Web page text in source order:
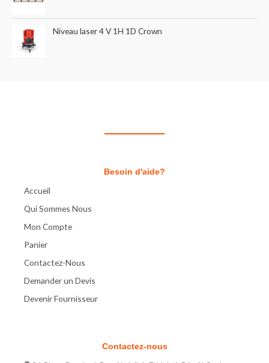
Niveau laser 4 V 1H 1D Crown
Besoin d'aide?
Accueil
Qui Sommes Nous
Mon Compte
Panier
Contactez-Nous
Demander un Devis
Devenir Fournisseur
Contactez-nous